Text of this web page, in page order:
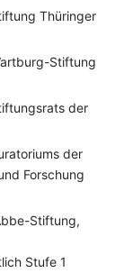
Thüringer
Stiftung
der
der
Forschung
Stiftung,
Stufe 1